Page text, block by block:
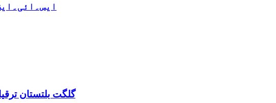
گلگت بلتستان ترقیاتی منصوبہ 2024-2029